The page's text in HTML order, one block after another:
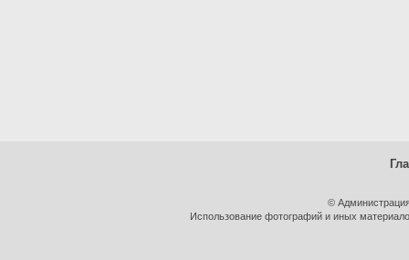
©
Использование фотографий и иных